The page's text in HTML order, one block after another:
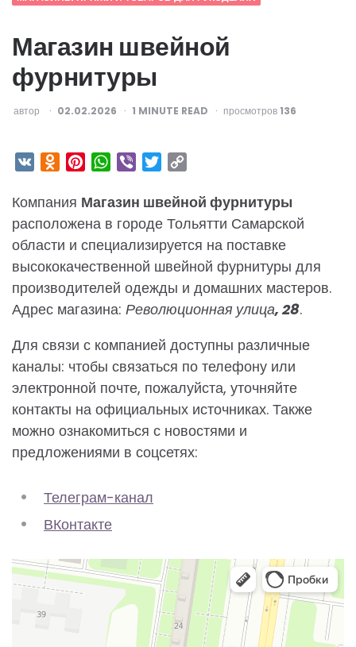
Магазин швейной
фурнитуры
ОПУБЛИКОВАНО
автор 02.02.2026 1 MINUTE READ просмотров 136
VK Odnoklassniki
PinterestWhatsApp
Viber Twitter
Компания Магазин швейной фурнитуры
расположена в городе Тольятти Самарской
области и специализируется на поставке
высококачественной швейной фурнитуры для
производителей одежды и домашних мастеров.
Адрес магазина: Революционная улица, 28.
Для связи с компанией доступны различные
каналы: чтобы связаться по телефону или
электронной почте, пожалуйста, уточняйте
контакты на официальных источниках. Также
можно ознакомиться с новостями и
предложениями в соцсетях:
Телеграм-канал
ВКонтакте